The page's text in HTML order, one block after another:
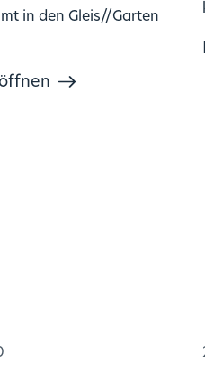
in den Gleis//Garten